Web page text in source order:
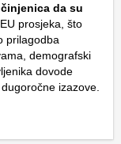
da su
prosjeka, što
prilagodba
demografski
dovode
izazove.